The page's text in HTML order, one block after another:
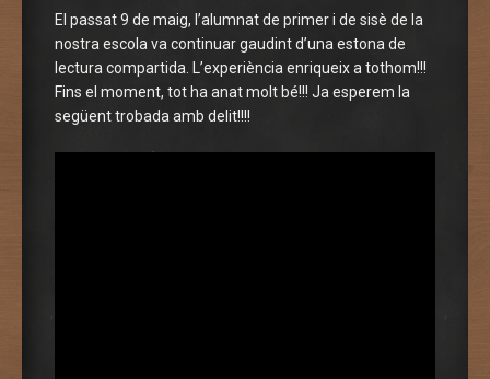
El passat 9 de maig, l’alumnat de primer i de sisè de la
nostra escola va continuar gaudint d’una estona de
lectura compartida. L’experiència enriqueix a tothom!!!
Fins el moment, tot ha anat molt bé!!! Ja esperem la
següent trobada amb delit!!!!